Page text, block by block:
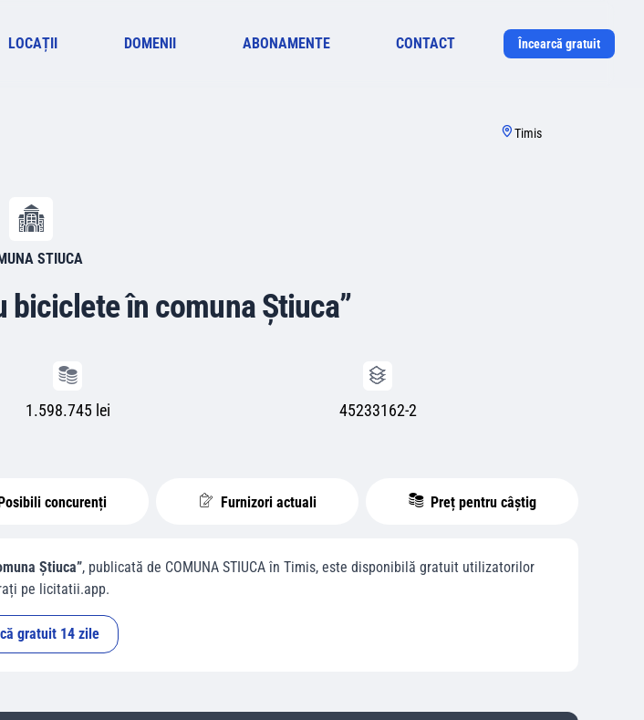
LOCAȚII DOMENII ABONAMENTE CONTACT Încearcă gratuit
Timis
STIUCA
biciclete în comuna Știuca”
1.598.745 lei 45233162-2
concurenți Furnizori actuali Preț pentru câștig
Știuca”, publicată de COMUNA STIUCA în Timis, este disponibilă gratuit utilizatorilor
pe licitatii.app.
gratuit 14 zile